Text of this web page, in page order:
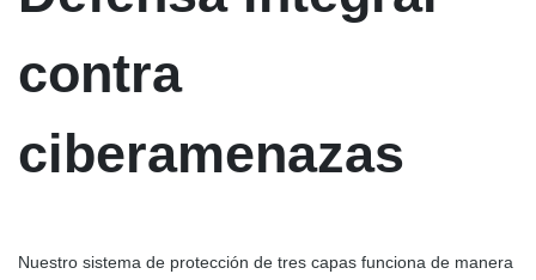
contra
ciberamenazas
Nuestro sistema de protección de tres capas funciona de manera